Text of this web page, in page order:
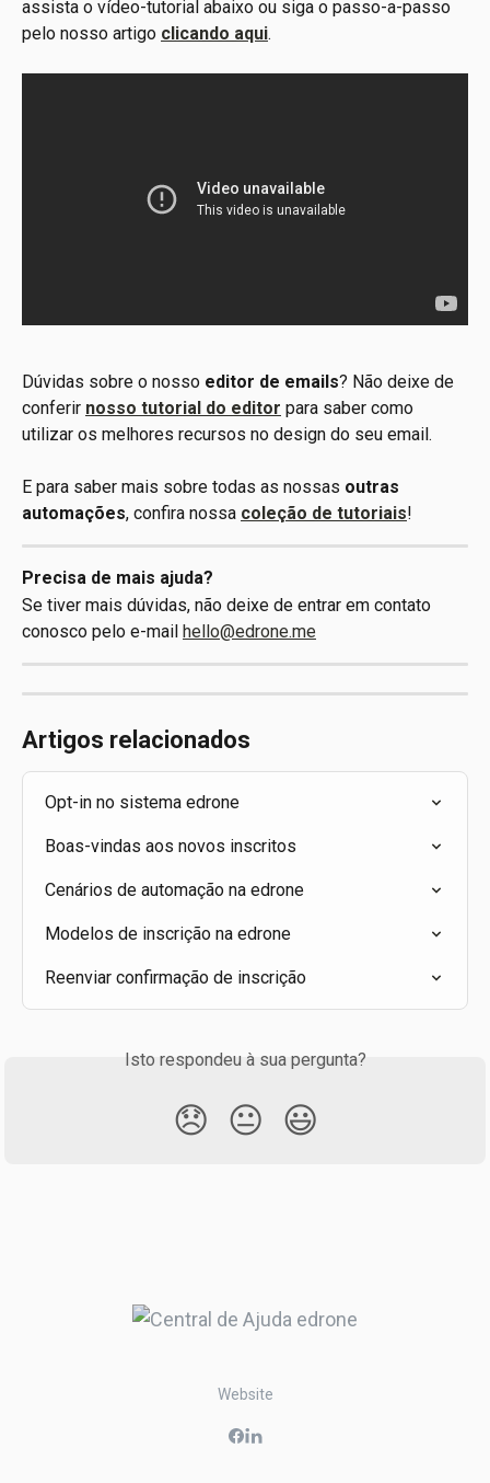
assista o vídeo-tutorial abaixo ou siga o passo-a-passo
pelo nosso artigo clicando aqui.
Dúvidas sobre o nosso editor de emails? Não deixe de
conferir nosso tutorial do editor para saber como
utilizar os melhores recursos no design do seu email.
E para saber mais sobre todas as nossas outras
automações, confira nossa coleção de tutoriais!
Precisa de mais ajuda?
Se tiver mais dúvidas, não deixe de entrar em contato
conosco pelo e-mail hello@edrone.me
Artigos relacionados
Opt-in no sistema edrone
Boas-vindas aos novos inscritos
Cenários de automação na edrone
Modelos de inscrição na edrone
Reenviar confirmação de inscrição
Isto respondeu à sua pergunta?
😞 😐 😃
Website